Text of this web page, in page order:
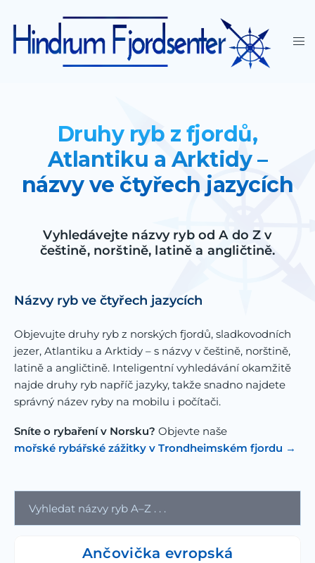
Druhy ryb z fjordů,
Atlantiku a Arktidy –
názvy ve čtyřech jazycích
Vyhledávejte názvy ryb od A do Z v
češtině, norštině, latině a angličtině.
Názvy ryb ve čtyřech jazycích
Objevujte druhy ryb z norských fjordů, sladkovodních
jezer, Atlantiku a Arktidy – s názvy v češtině, norštině,
latině a angličtině. Inteligentní vyhledávání okamžitě
najde druhy ryb napříč jazyky, takže snadno najdete
správný název ryby na mobilu i počítači.
Sníte o rybaření v Norsku? Objevte naše
mořské rybářské zážitky v Trondheimském fjordu →
Ančovička evropská